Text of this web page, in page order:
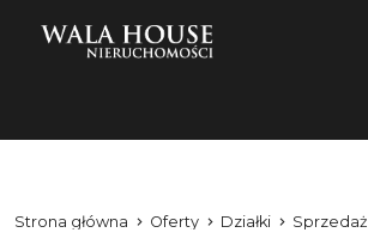
Strona główna Oferty Działki Sprzedaż